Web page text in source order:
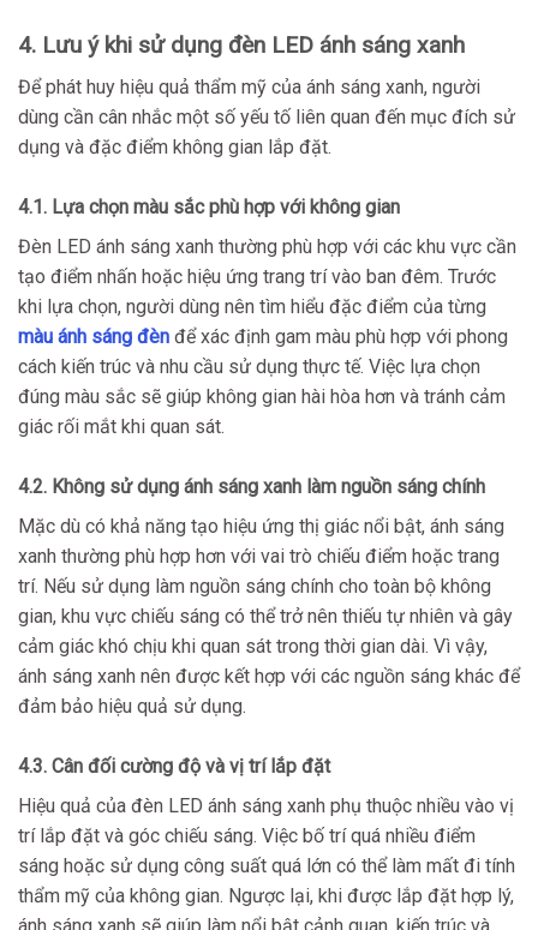
4. Lưu ý khi sử dụng đèn LED ánh sáng xanh
Để phát huy hiệu quả thẩm mỹ của ánh sáng xanh, người
dùng cần cân nhắc một số yếu tố liên quan đến mục đích sử
dụng và đặc điểm không gian lắp đặt.
4.1. Lựa chọn màu sắc phù hợp với không gian
Đèn LED ánh sáng xanh thường phù hợp với các khu vực cần
tạo điểm nhấn hoặc hiệu ứng trang trí vào ban đêm. Trước
khi lựa chọn, người dùng nên tìm hiểu đặc điểm của từng
màu ánh sáng đèn để xác định gam màu phù hợp với phong
cách kiến trúc và nhu cầu sử dụng thực tế. Việc lựa chọn
đúng màu sắc sẽ giúp không gian hài hòa hơn và tránh cảm
giác rối mắt khi quan sát.
4.2. Không sử dụng ánh sáng xanh làm nguồn sáng chính
Mặc dù có khả năng tạo hiệu ứng thị giác nổi bật, ánh sáng
xanh thường phù hợp hơn với vai trò chiếu điểm hoặc trang
trí. Nếu sử dụng làm nguồn sáng chính cho toàn bộ không
gian, khu vực chiếu sáng có thể trở nên thiếu tự nhiên và gây
cảm giác khó chịu khi quan sát trong thời gian dài. Vì vậy,
ánh sáng xanh nên được kết hợp với các nguồn sáng khác để
đảm bảo hiệu quả sử dụng.
4.3. Cân đối cường độ và vị trí lắp đặt
Hiệu quả của đèn LED ánh sáng xanh phụ thuộc nhiều vào vị
trí lắp đặt và góc chiếu sáng. Việc bố trí quá nhiều điểm
sáng hoặc sử dụng công suất quá lớn có thể làm mất đi tính
thẩm mỹ của không gian. Ngược lại, khi được lắp đặt hợp lý,